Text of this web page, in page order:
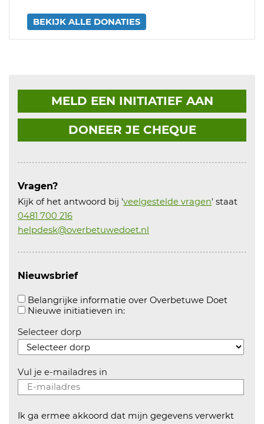
BEKIJK ALLE DONATIES
MELD EEN INITIATIEF AAN
DONEER JE CHEQUE
Vragen?
Kijk of het antwoord bij 'veelgestelde vragen' staat
0481 700 216
helpdesk@overbetuwedoet.nl
Nieuwsbrief
Belangrijke informatie over Overbetuwe Doet
Nieuwe initiatieven in:Aanvinken om informatie over
Selecteer dorp
Vul je e-mailadres in
Ik ga ermee akkoord dat mijn gegevens verwerkt